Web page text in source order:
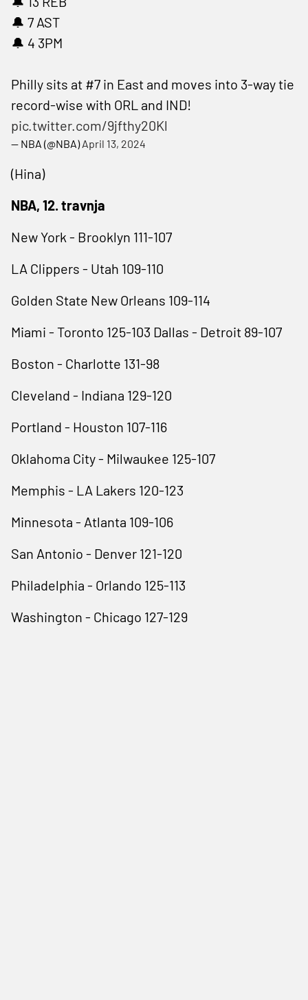
🔔 7 AST
🔔 4 3PM
Philly sits at #7 in East and moves into 3-way tie
record-wise with ORL and IND!
pic.twitter.com/9jfthy20Kl
— NBA (@NBA)April 13, 2024
(Hina)
NBA, 12. travnja
New York - Brooklyn 111-107
LA Clippers - Utah 109-110
Golden State New Orleans 109-114
Miami - Toronto 125-103 Dallas - Detroit 89-107
Boston - Charlotte 131-98
Cleveland - Indiana 129-120
Portland - Houston 107-116
Oklahoma City - Milwaukee 125-107
Memphis - LA Lakers 120-123
Minnesota - Atlanta 109-106
San Antonio - Denver 121-120
Philadelphia - Orlando 125-113
Washington - Chicago 127-129